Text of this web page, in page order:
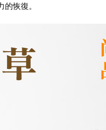
恢復。